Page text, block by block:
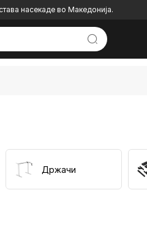
насекаде во Македонија.
Држачи